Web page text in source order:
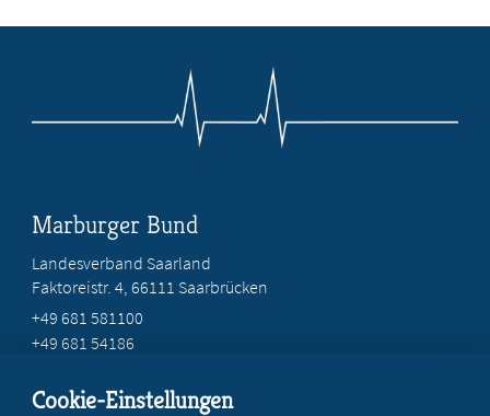
Marburger Bund
Landesverband Saarland
Faktoreistr. 4, 66111 Saarbrücken
+49 681 581100
+49 681 54186
Cookie-Einstellungen